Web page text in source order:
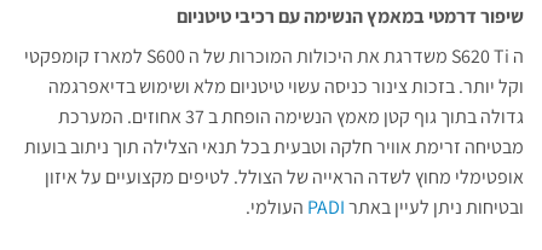
שיפור דרמטי במאמץ הנשימה עם רכיבי טיטניום
ה S620 Ti משדרגת את היכולות המוכרות של ה S600 למארז קומפקטי
וקל יותר. בזכות צינור כניסה עשוי טיטניום מלא ושימוש בדיאפרגמה
גדולה בתוך גוף קטן מאמץ הנשימה הופחת ב 37 אחוזים. המערכת
מבטיחה זרימת אוויר חלקה וטבעית בכל תנאי הצלילה תוך ניתוב בועות
אופטימלי מחוץ לשדה הראייה של הצולל. לטיפים מקצועיים על איזון
ובטיחות ניתן לעיין באתרPADI העולמי.